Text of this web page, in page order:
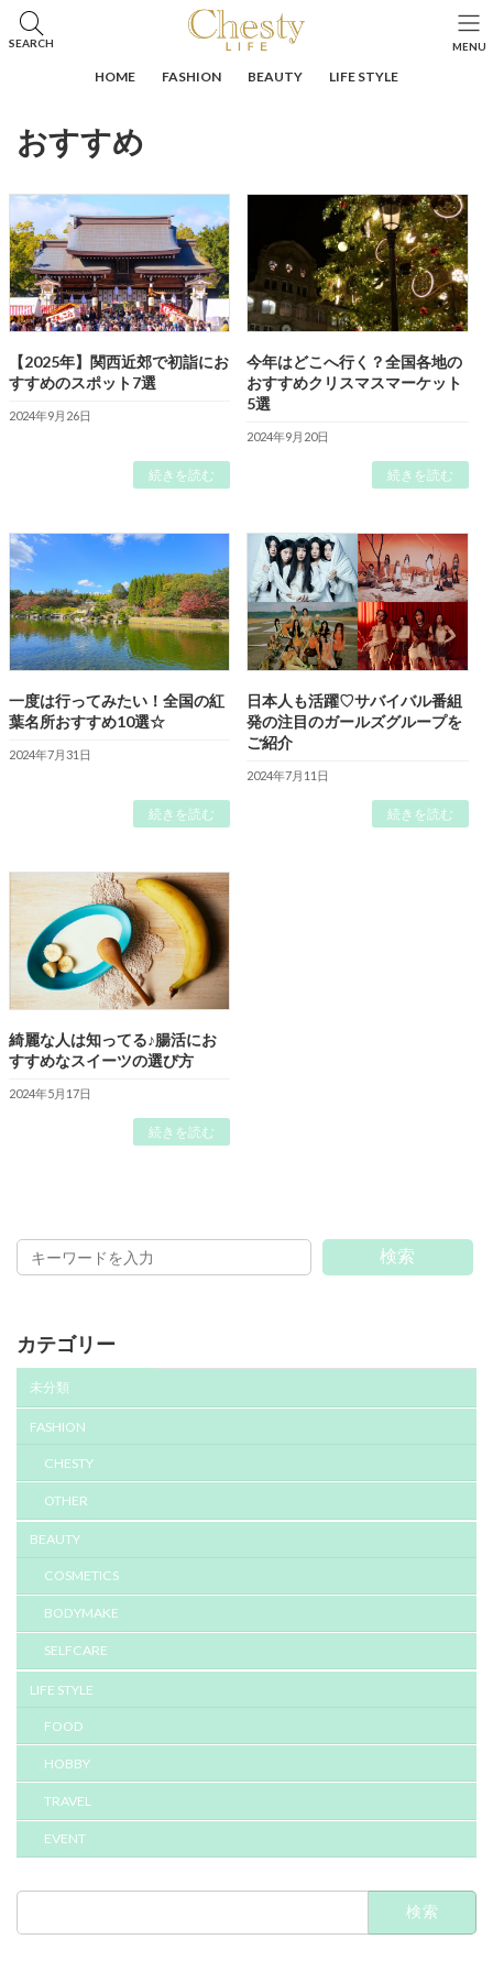
テ
プ
ゲ
動
SEARCH
HOME FASHION BEAUTY LIFE STYLE
HOME おすすめ
おすすめ
【2025年】関西近郊で初詣にお
すすめのスポット7選
2024年9月26日
続きを読む
今年はどこへ行く？全国各地の
おすすめクリスマスマーケット
5選
2024年9月20日
続きを読む
一度は行ってみたい！全国の紅
葉名所おすすめ10選☆
2024年7月31日
続きを読む
日本人も活躍♡サバイバル番組
発の注目のガールズグループを
ご紹介
2024年7月11日
続きを読む
綺麗な人は知ってる♪腸活にお
すすめなスイーツの選び方
2024年5月17日
続きを読む
検索
カテゴリー
未分類
FASHION
CHESTY
OTHER
BEAUTY
COSMETICS
BODYMAKE
SELFCARE
LIFE STYLE
FOOD
HOBBY
TRAVEL
EVENT
検
MENU